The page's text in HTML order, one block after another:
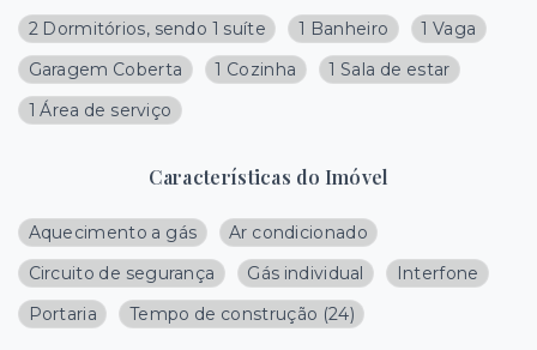
2 Dormitórios, sendo 1 suíte 1 Banheiro
1 Vaga
Garagem Coberta
1 Cozinha
1 Sala de estar
1 Área de serviço
Características do Imóvel
Aquecimento a gás
Ar condicionado
Circuito de segurança
Gás individual
Interfone
Portaria
Tempo de construção (24)